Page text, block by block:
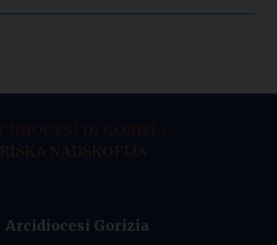
Arcidiocesi Gorizia